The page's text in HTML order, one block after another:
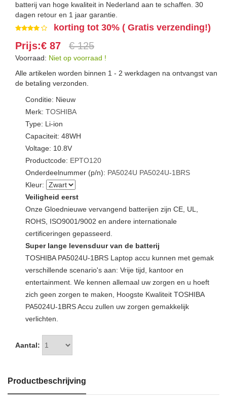
batterij van hoge kwaliteit in Nederland aan te schaffen. 30
dagen retour en 1 jaar garantie.
korting tot 30% ( Gratis verzending!)
Prijs:€ 87 € 125
Voorraad: Niet op voorraad !
Alle artikelen worden binnen 1 - 2 werkdagen na ontvangst van
de betaling verzonden.
Conditie: Nieuw
Merk: TOSHIBA
Type: Li-ion
Capaciteit: 48WH
Voltage: 10.8V
Productcode: EPTO120
Onderdeelnummer (p/n): PA5024U PA5024U-1BRS
Kleur:
Veiligheid eerst
Onze Gloednieuwe vervangend batterijen zijn CE, UL,
ROHS, ISO9001/9002 en andere internationale
certificeringen gepasseerd.
Super lange levensduur van de batterij
TOSHIBA PA5024U-1BRS Laptop accu kunnen met gemak
verschillende scenario's aan: Vrije tijd, kantoor en
entertainment. We kennen allemaal uw zorgen en u hoeft
zich geen zorgen te maken, Hoogste Kwaliteit TOSHIBA
PA5024U-1BRS Accu zullen uw zorgen gemakkelijk
verlichten.
Aantal:
Productbeschrijving